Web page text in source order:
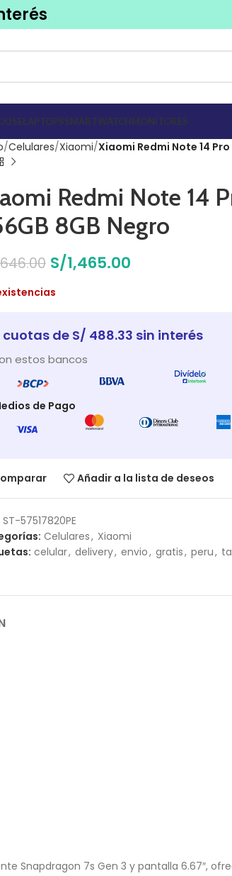
LAPTOPSSMARTWATCHMONITORES
Celulares Xiaomi Xiaomi Redmi Note 14
Redmi Note 14
8GB Negro
S/1,465.00
cuotas de S/ 488.33 sin interés
estos bancos
de Pago
Añadir a la lista de deseos
ST-57517820PE
Celulares, Xiaomi
celular, delivery, envio, gratis, peru,
Snapdragon 7s Gen 3 y pantalla 6.67″,